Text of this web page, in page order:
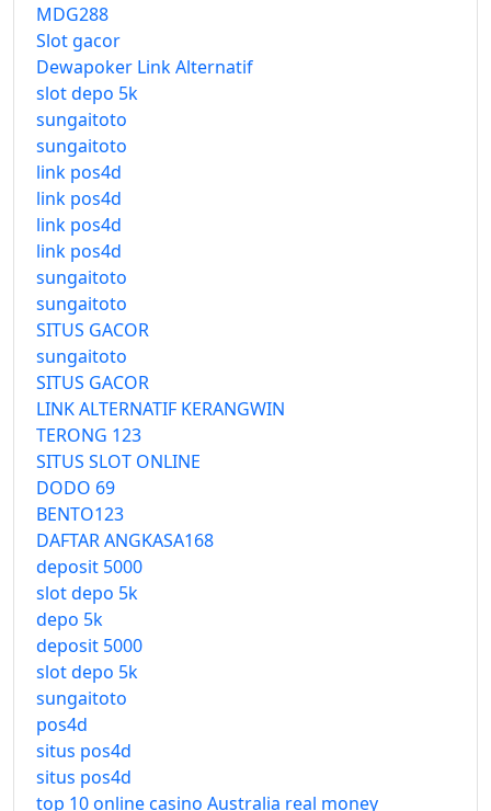
MDG288
Slot gacor
Dewapoker Link Alternatif
slot depo 5k
sungaitoto
sungaitoto
link pos4d
link pos4d
link pos4d
link pos4d
sungaitoto
sungaitoto
SITUS GACOR
sungaitoto
SITUS GACOR
LINK ALTERNATIF KERANGWIN
TERONG 123
SITUS SLOT ONLINE
DODO 69
BENTO123
DAFTAR ANGKASA168
deposit 5000
slot depo 5k
depo 5k
deposit 5000
slot depo 5k
sungaitoto
pos4d
situs pos4d
situs pos4d
top 10 online casino Australia real money